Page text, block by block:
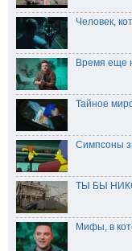
Человек,
Время еще
Тайное
Симпсоны
ТЫ БЫ
Мифы, в